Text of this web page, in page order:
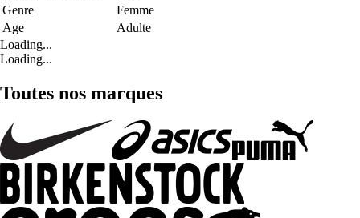
Genre
Femme
Age
Adulte
Loading...
Loading...
Toutes nos marques